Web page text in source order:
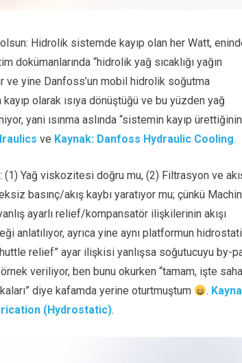
Hidrolik sistemde kayıp olan her Watt,
dokümanlarında “hidrolik yağ sıcaklığı yağın
ve yine Danfoss’un mobil hidrolik soğutma
olarak ısıya dönüştüğü ve bu yüzden yağ
yani ısınma aslında “sistemin kayıp
ve Kaynak: Danfoss Hydraulic Cooling.
: (1) Yağ viskozitesi doğru mu, (2) Filtrasyon ve
basınç/akış kaybı yaratıyor mu; çünkü
ayarlı relief/kompansatör ilişkilerinin akışı
anlatılıyor, ayrıca yine aynı platformun
relief” ayar ilişkisi yanlışsa soğutucuyu by-
veriliyor, ben bunu okurken “tamam, işte
diye kafamda yerine oturtmuştum
.
(Hydrostatic).